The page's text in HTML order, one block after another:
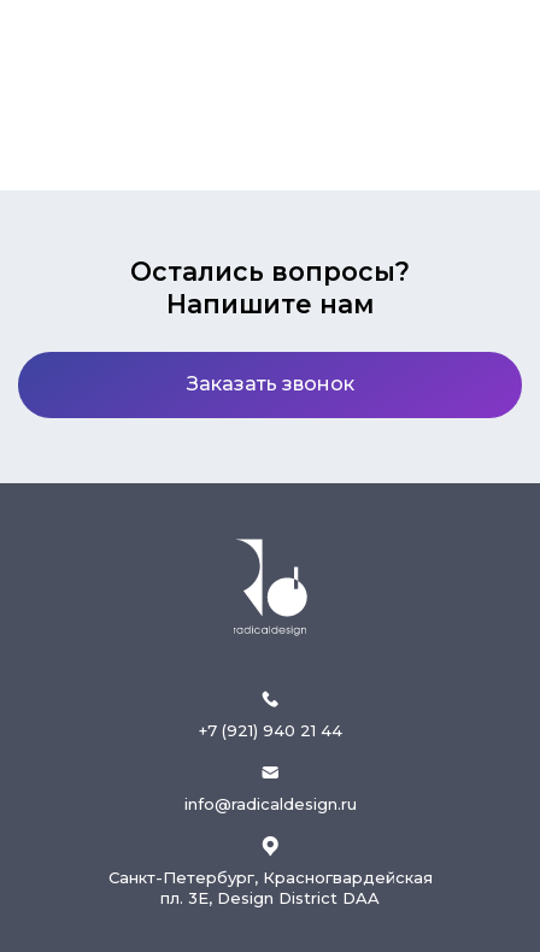
Остались вопросы?
Напишите нам
Заказать звонок
+7 (921) 940 21 44
info@radicaldesign.ru
Санкт-Петербург, Красногвардейская
пл. 3Е, Design District DAA